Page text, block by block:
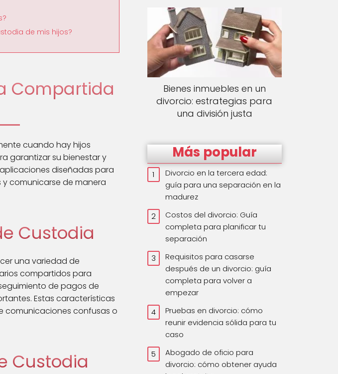
de mis hijos?
Compartida
cuando hay hijos
garantizar su bienestar y
diseñadas para
comunicarse de manera
Custodia
una variedad de
compartidos para
de pagos de
Estas características
comunicaciones confusas o
Custodia
Bienes inmuebles en un
divorcio: estrategias para
una división justa
Más popular
Divorcio en la tercera edad:
guía para una separación en la
madurez
Costos del divorcio: Guía
completa para planificar tu
separación
Requisitos para casarse
después de un divorcio: guía
completa para volver a
empezar
Pruebas en divorcio: cómo
reunir evidencia sólida para tu
caso
Abogado de oficio para
divorcio: cómo obtener ayuda